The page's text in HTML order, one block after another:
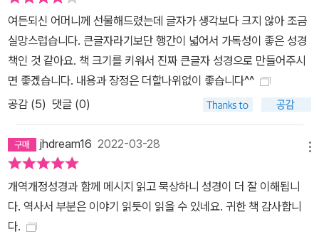
성경을 읽고 공부하고 가르쳐 온 학자이자 35년을 목회자로 살아온
저자 유진 피터슨의 모든 것이 녹아든 평생의 결실입니다. 그는 이미
좋은 번역본이 많이 나와 있는 직역이 아니라, 원문의 의미를 좀 더 생
명력 있고 인상 깊게 전하는 데 적합한 오늘의 언어로 의역(paraphr
에 들였던 것입니다. 이처럼 『메시지』는 한 개인의 신학과 목회적 배
자들의 감수를 통해 학문적으로 검증을 받았습니다. 『메시지』는 성경
번역의 전통을 따른 성경입니다. 위대한 성경 번역가 중 한 명인 16세
기의 윌리엄 틴데일은 “쟁기로 밭을 가는 소년도 읽을 수 있게” 성경
을 번역한다고 했습니다. 그 시대의 언어로 번역해서 누구나 읽을 수
있어야 한다는 번역의 전통에 따라, 성경은 새로운 시대와 독자에 맞
여든되신 어머니께 선물해드렸는데 글자가 생각보다 크지 않아 조금
실망스럽습니다. 큰글자라기보단 행간이 넓어서 가독성이 좋은 성경
책인 것 같아요. 책 크기를 키워서 진짜 큰글자 성경으로 만들어주시
면 좋겠습니다. 내용과 장정은 더할나위없이 좋습니다^^
공감 (5) 댓글 (0)
jhdream16 2022-03-28
개역개정성경과 함께 메시지 읽고 묵상하니 성경이 더 잘 이해됩니
다. 역사서 부분은 이야기 읽듯이 읽을 수 있네요. 귀한 책 감사합니
다.